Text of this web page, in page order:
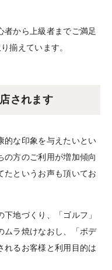
者から上級者までご満足
揃えています。
されます
的な印象を与えたいとい
の方のご利用が増加傾向
たというお声も頂いてお
地づくり、「ゴルフ」
ムラ焼けなおし、「ボデ
れるお客様と利用目的は